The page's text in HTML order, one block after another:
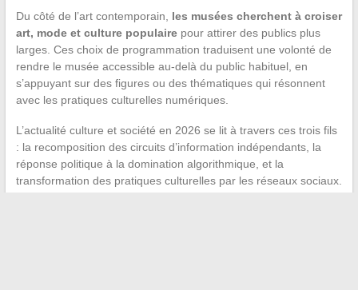
Du côté de l’art contemporain, les musées cherchent à croiser
art, mode et culture populairepour attirer des publics plus
larges. Ces choix de programmation traduisent une volonté de
rendre le musée accessible au-delà du public habituel, en
s’appuyant sur des figures ou des thématiques qui résonnent
avec les pratiques culturelles numériques.
L’actualité culture et société en 2026 se lit à travers ces trois fils
: la recomposition des circuits d’information indépendants, la
réponse politique à la domination algorithmique, et la
transformation des pratiques culturelles par les réseaux sociaux.